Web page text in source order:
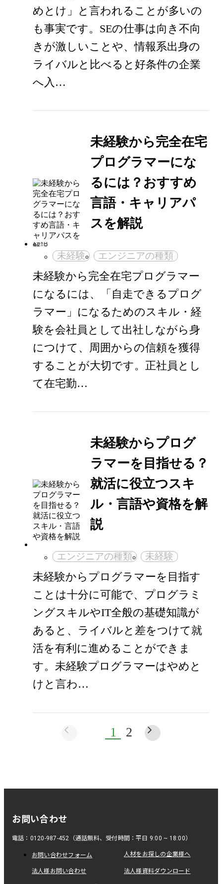
めとけ」と言われることが多いの
も事実です。SEの仕事は向き不向
きが激しいことや、情報系出身の
ライバルと比べると好条件の企業
へ入…
未経験から完全在宅
プログラマーにな
るには？おすすめ
言語・キャリアパ
スを解説
未経験 エンジニアの種類
未経験から完全在宅プログラマー
になるには、「自走できるプログ
ラマー」になるためのスキル・経
験を会社員として出社しながら身
につけて、周囲からの信頼を獲得
することが大切です。正社員とし
て在宅勤…
未経験からプログ
ラマーを目指せる？
就活に役立つスキ
ル・言語や資格を解
説
エンジニアの種類 未経験
未経験からプログラマーを目指す
ことは十分に可能で、プログラミ
ングスキルやIT全般の基礎知識が
あると、ライバルと差をつけて就
活を有利に進めることができま
す。未経験プログラマーはやめと
けと言わ…
1 2
お問い合わせ
電話：0120-987-452（通話無料、受付時間：平日 9:00 ~ 18:00）
お問い合わせフォーム 人材をお探しの企業様へ
法人様お問い合わせ 法人様資料ダウンロード